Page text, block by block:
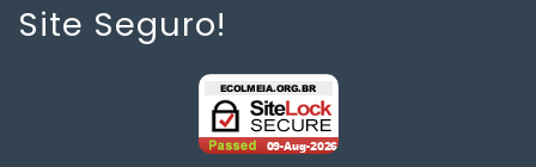
Site Seguro!